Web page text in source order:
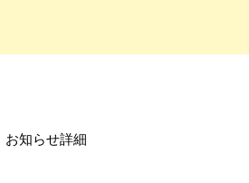
​お知らせ詳細